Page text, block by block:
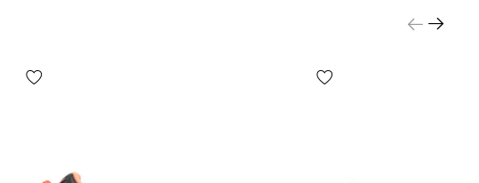
розміру. Там же Ви знайдете інструкції щодо вимірювання
Ваш розмір взуття незалежно від Вашої статі та/або віку.